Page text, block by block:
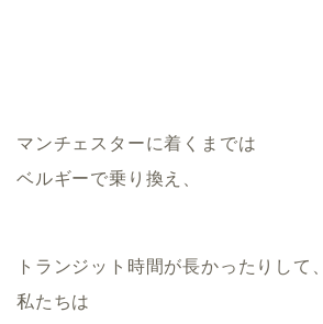
マンチェスターに着くまでは
ベルギーで乗り換え、
トランジット時間が長かったりして、
私たちは